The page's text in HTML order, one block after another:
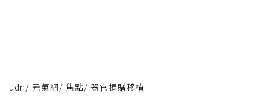
udn/ 元氣網/ 焦點/ 器官捐贈移植